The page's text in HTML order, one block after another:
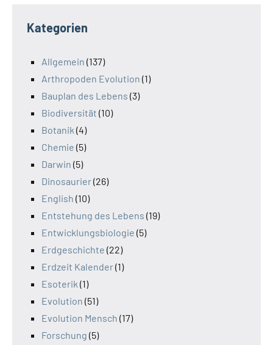
Kategorien
Allgemein (137)
Arthropoden Evolution (1)
Bauplan des Lebens (3)
Biodiversität (10)
Botanik (4)
Chemie (5)
Darwin (5)
Dinosaurier(26)
English (10)
Entstehung des Lebens (19)
Entwicklungsbiologie (5)
Erdgeschichte (22)
Erdzeit Kalender(1)
Esoterik (1)
Evolution (51)
Evolution Mensch (17)
Forschung (5)